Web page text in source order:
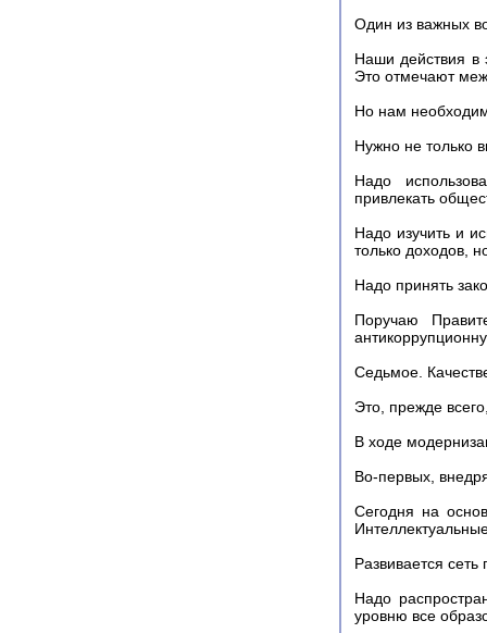
Один из важных
Наши действия в
Это отмечают
Но нам
Нужно не только
Надо
привлекать
Надо изучить и
только доходов,
Надо принять
Поручаю
Седьмое.
Это, прежде
В ходе
Во-первых,
Сегодня на
Развивается
Надо
уровню все